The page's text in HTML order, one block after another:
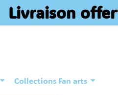
Livraison
Collections Fan arts